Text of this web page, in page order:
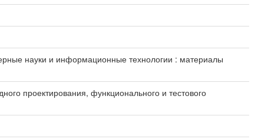
науки и информационные технологии : материалы
проектирования, функционального и тестового